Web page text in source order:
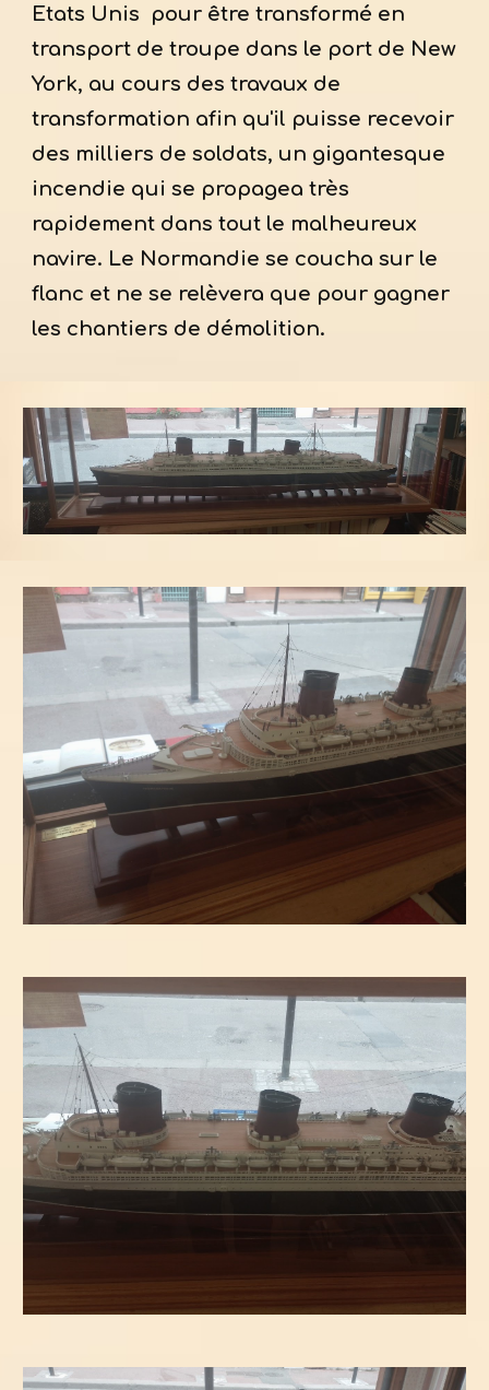
Etats Unis pour être transformé en
transport de troupe dans le port de New
York, au cours des travaux de
transformation afin qu'il puisse recevoir
des milliers de soldats, un gigantesque
incendie qui se propagea très
rapidement dans tout le malheureux
navire. Le Normandie se coucha sur le
flanc et ne se relèvera que pour gagner
les chantiers de démolition.